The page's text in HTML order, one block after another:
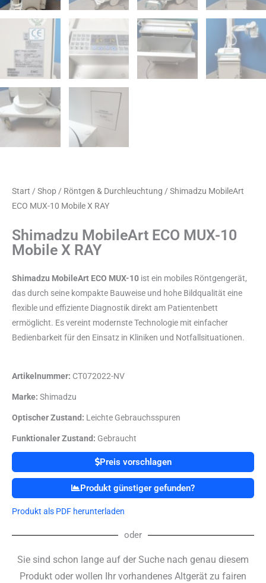
Start / Shop / Röntgen & Durchleuchtung / Shimadzu MobileArt
ECO MUX-10 Mobile X RAY
Shimadzu MobileArt ECO MUX-10
Mobile X RAY
Shimadzu MobileArt ECO MUX-10 ist ein mobiles Röntgengerät,
das durch seine kompakte Bauweise und hohe Bildqualität eine
flexible und effiziente Diagnostik direkt am Patientenbett
ermöglicht. Es vereint modernste Technologie mit einfacher
Bedienbarkeit für den Einsatz in Kliniken und Notfallsituationen.
Artikelnummer: CT072022-NV
Marke: Shimadzu
Optischer Zustand: Leichte Gebrauchsspuren
Funktionaler Zustand: Gebraucht
Preis vorschlagen
Produkt günstiger gefunden?
Produkt als PDF herunterladen
oder
Sie sind schon lange auf der Suche nach genau diesem
Produkt oder wollen Ihr vorhandenes Altgerät zu fairen